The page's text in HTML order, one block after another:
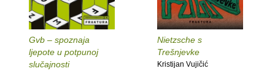
Gvb – spoznaja
ljepote u potpunoj
slučajnosti
Nietzsche s
Trešnjevke
Kristijan Vujičić